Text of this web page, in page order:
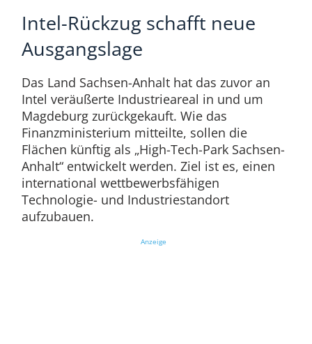
Intel-Rückzug schafft neue
Ausgangslage
Das Land Sachsen-Anhalt hat das zuvor an
Intel veräußerte Industrieareal in und um
Magdeburg zurückgekauft. Wie das
Finanzministerium mitteilte, sollen die
Flächen künftig als „High-Tech-Park Sachsen-
Anhalt“ entwickelt werden. Ziel ist es, einen
international wettbewerbsfähigen
Technologie- und Industriestandort
aufzubauen.
Anzeige